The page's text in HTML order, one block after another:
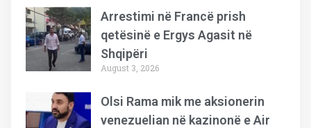
Arrestimi në Francë prish
qetësinë e Ergys Agasit në
Shqipëri
August 3, 2026
Olsi Rama mik me aksionerin
venezuelian në kazinonë e Air